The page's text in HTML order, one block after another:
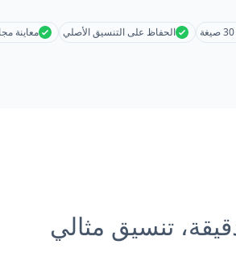
الحفاظ على التنسيق الأصلي معاينة
تنسيق مثالي